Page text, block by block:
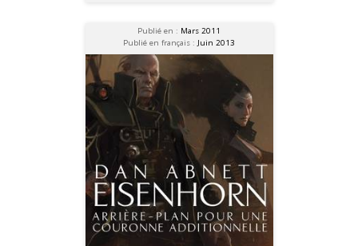
Publié en : Mars 2011
Publié en français : Juin 2013